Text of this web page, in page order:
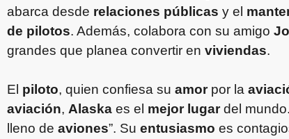
abarca desde relaciones públicas y el
de pilotos. Además, colabora con su amigo
grandes que planea convertir en viviendas.
El piloto, quien confiesa su amorpor la
aviación, Alaska es el mejor lugardel
lleno de aviones”. Su entusiasmo es